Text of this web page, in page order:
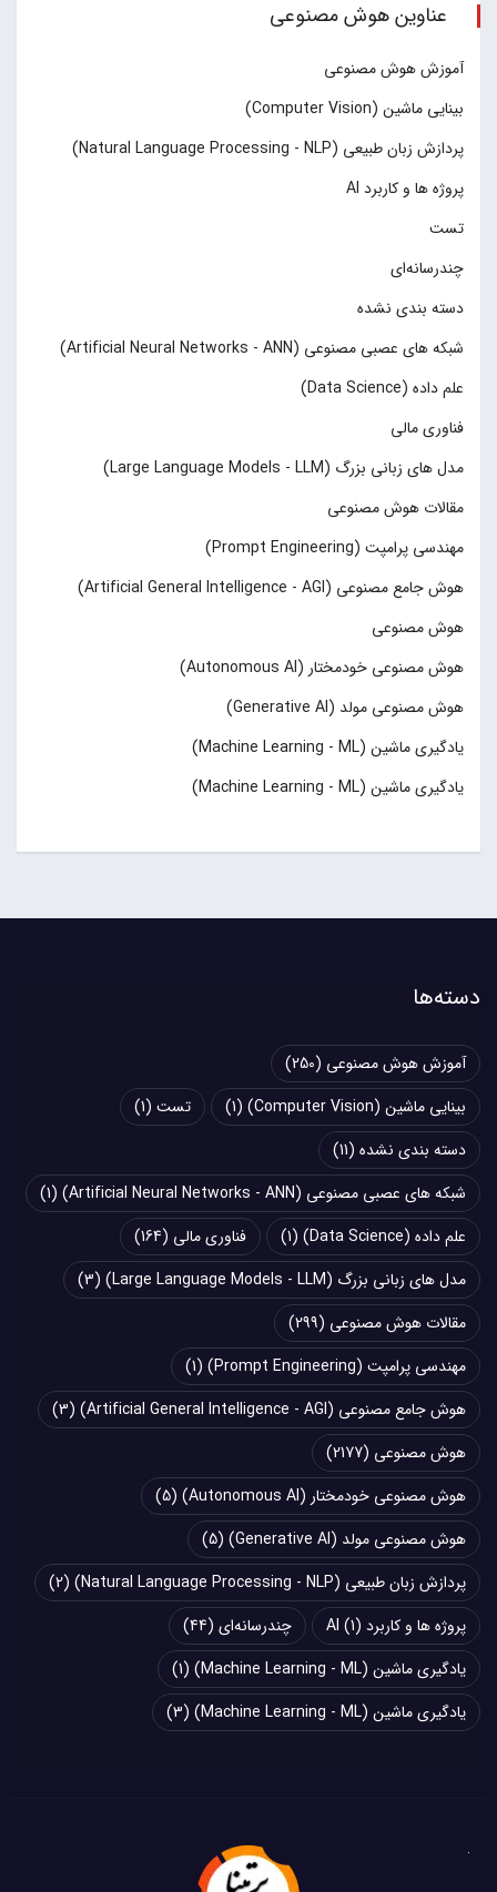
عناوین هوش مصنوعی
آموزش هوش مصنوعی
بینایی ماشین (Computer Vision)
پردازش زبان طبیعی (Natural Language Processing - NLP)
پروژه ها و کاربرد AI
تست
چند‌‌رسانه‌ای
دسته بندی نشده
شبکه های عصبی مصنوعی (Artificial Neural Networks - ANN)
علم داده (Data Science)
فناوری مالی
مدل های زبانی بزرگ (Large Language Models - LLM)
مقالات هوش مصنوعی
مهندسی پرامپت (Prompt Engineering)
هوش جامع مصنوعی (Artificial General Intelligence - AGI)
هوش مصنوعی
هوش مصنوعی خودمختار (Autonomous AI)
هوش مصنوعی مولد (Generative AI)
یادگیری ماشین (Machine Learning - ML)
یادگیری ماشین (Machine Learning - ML)
دسته‌ها
آموزش هوش مصنوعی (250)
بینایی ماشین (Computer Vision)
(1) تست (1)
دسته بندی نشده (11)
شبکه های عصبی مصنوعی (Artificial Neural Networks - ANN)
(1)
علم داده (Data Science)
(1) فناوری مالی (164)
مدل های زبانی بزرگ (Large Language Models - LLM)
(3)
مقالات هوش مصنوعی (299)
مهندسی پرامپت (Prompt Engineering)
(1)
هوش جامع مصنوعی (Artificial General Intelligence - AGI)
(3)
هوش مصنوعی (2177)
هوش مصنوعی خودمختار (Autonomous AI)
(5)
هوش مصنوعی مولد (Generative AI)
(5)
پردازش زبان طبیعی (Natural Language Processing - NLP)
(2)
پروژه ها و کاربرد AI (1) چند‌‌رسانه‌ای (44)
یادگیری ماشین (Machine Learning - ML)
(1)
یادگیری ماشین (Machine Learning - ML)
(3)